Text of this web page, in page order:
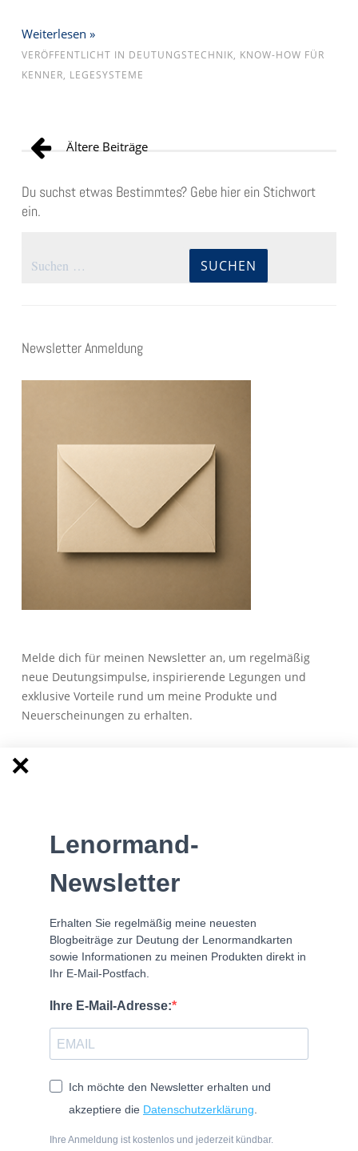
Weiterlesen »
VERÖFFENTLICHT IN DEUTUNGSTECHNIK, KNOW-HOW FÜR
KENNER, LEGESYSTEME
Beitragsnavigation
Ältere Beiträge
Du suchst etwas Bestimmtes? Gebe hier ein Stichwort
ein.
nach:
Newsletter Anmeldung
Melde dich für meinen Newsletter an, um regelmäßig
neue Deutungsimpulse, inspirierende Legungen und
exklusive Vorteile rund um meine Produkte und
Neuerscheinungen zu erhalten.
Anmeldung zum Newsletter
Besuche meine Facebook Lerngruppe
Lenormand-
Newsletter
Erhalten Sie regelmäßig meine neuesten
Blogbeiträge zur Deutung der Lenormandkarten
sowie Informationen zu meinen Produkten direkt in
Ihr E-Mail-Postfach.
Ihre E-Mail-Adresse:
Ich möchte den Newsletter erhalten und
akzeptiere die Datenschutzerklärung
Ihre Anmeldung ist kostenlos und jederzeit kündbar.